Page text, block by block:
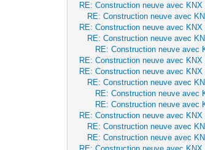
RE: Construction neuve avec
RE: Construction neuve avec
RE: Construction neuve avec
RE: Construction neuve avec
RE: Construction neuve avec
RE: Construction neuve avec
RE: Construction neuve avec
RE: Construction neuve avec
RE: Construction neuve avec
RE: Construction neuve avec
RE: Construction neuve avec
RE: Construction neuve avec
RE: Construction neuve avec